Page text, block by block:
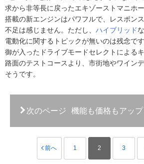
求から非等長に戻ったエキゾーストマニホ
搭載の新エンジンはパワフルで、レスポン
不足は感じません。ただし、 ハイブリッド
電動化に関するトピックが無いのは残念で
御が入ったドライブモードセレクトによる
路面のテストコースより、市街地やワイン
そうです。
次のページ 機能も価格もアッ
前へ 1 2 3